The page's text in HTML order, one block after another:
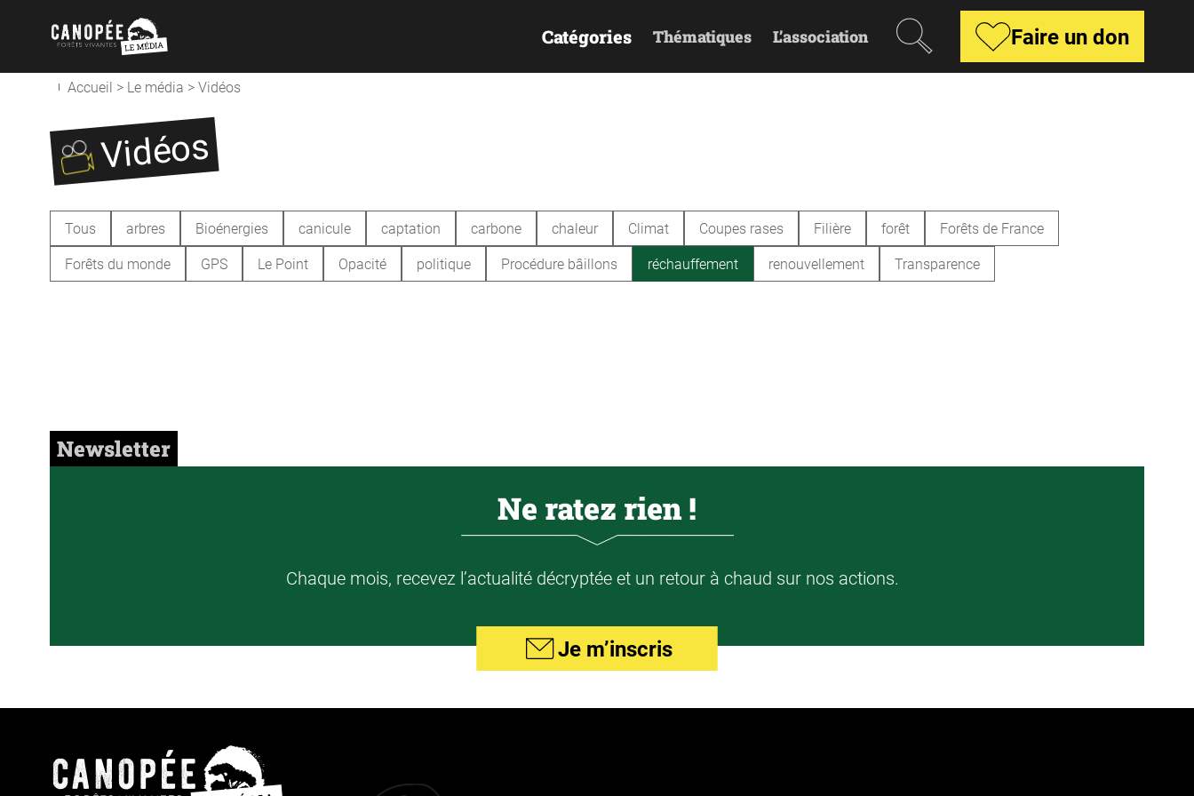
Catégories Thématiques L’association
Recherche
Faire un don
Accueil > Le média >Vidéos
Vidéos
Tous arbres Bioénergies canicule captation carbone chaleur Climat Coupes rases Filière forêt
Forêts de France
Forêts du monde
GPS Le Point Opacité politique Procédure bâillons réchauffement renouvellement Transparence
Newsletter
Ne ratez rien !
Chaque mois, recevez l’actualité décryptée et un retour à chaud sur nos actions.
Je m’inscris